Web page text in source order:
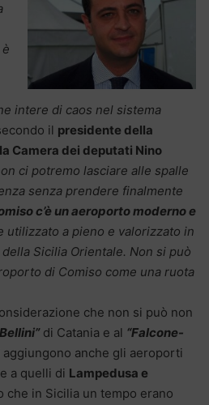
intere di caos nel sistema
il presidente della
Camera dei deputati Nino
ci potremo lasciare alle spalle
senza prendere finalmente
c’è un aeroporto moderno e
utilizzato a pieno e valorizzato in
Sicilia Orientale. Non si può
di Comiso come una ruota
che non si può non
di Catania e al “Falcone-
anche gli aeroporti
a quelli di Lampedusa e
che in Sicilia un tempo erano